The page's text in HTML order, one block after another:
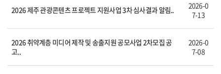
2026 제주 관광콘텐츠 프로젝트 지원사업 3차 심사결과 알림..
2026-0
7-13
2026 취약계층 미디어 제작 및 송출지원 공모사업 2차모집 공
고..
2026-0
7-08